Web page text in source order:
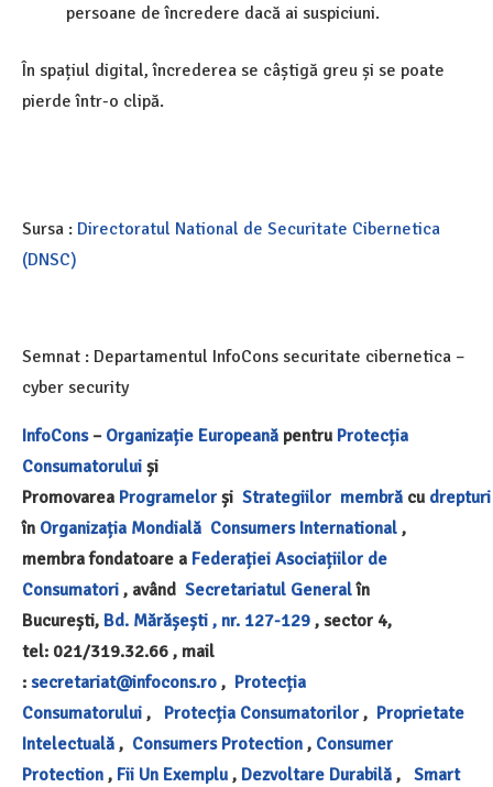
persoane de încredere dacă ai suspiciuni.
În spațiul digital, încrederea se câștigă greu și se poate
pierde într-o clipă.
Sursa : Directoratul National de Securitate Cibernetica
(DNSC)
Semnat : Departamentul InfoCons securitate cibernetica –
cyber security
InfoCons– Organizație Europeană pentru Protecția
Consumatorului și
Promovarea Programelor și Strategiilor membră cu drepturi
în Organizația Mondială Consumers International ,
membra fondatoare a Federației Asociațiilor de
Consumatori , având Secretariatul Generalîn
București, Bd. Mărășești , nr. 127-129 , sector 4,
tel: 021/319.32.66 , mail
: secretariat@infocons.ro , Protecția
Consumatorului , Protecția Consumatorilor , Proprietate
Intelectuală , Consumers Protection , Consumer
Protection , Fii Un Exemplu , Dezvoltare Durabilă , Smart